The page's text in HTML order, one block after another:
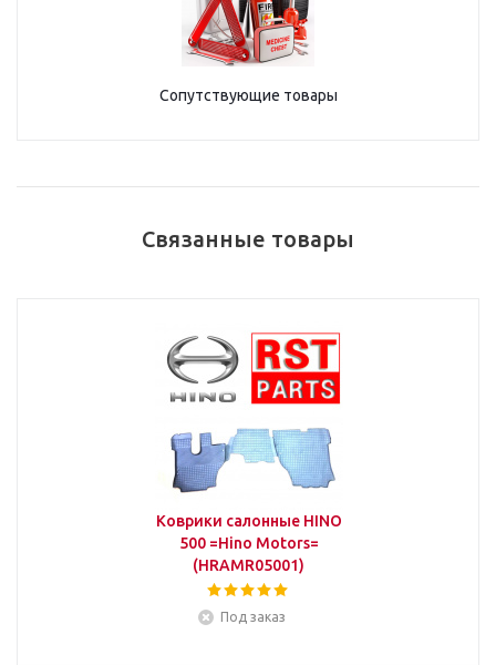
Сопутствующие товары
Связанные товары
Коврики салонные HINO
500 =Hino Motors=
(HRAMR05001)
Под заказ